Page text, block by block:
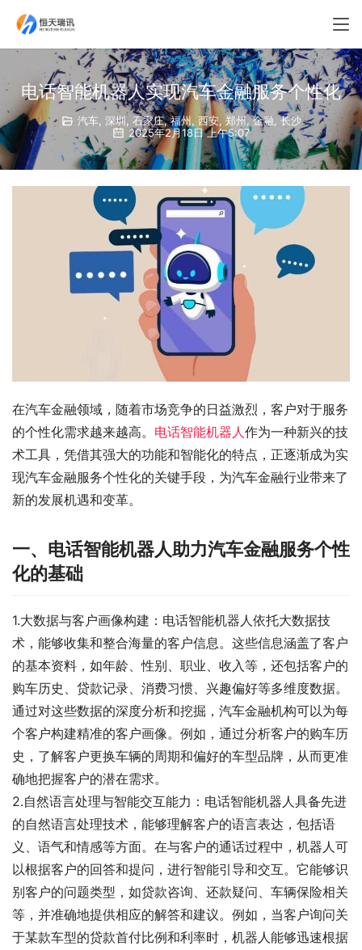
电话智能机器人实现汽车金融服务个性化
汽车, 深圳, 石家庄,福州, 西安,郑州,金融 ,长沙
2025年2月18日 上午5:07
在汽车金融领域，随着市场竞争的日益激烈，客户对于服务
的个性化需求越来越高。 电话智能机器人 作为一种新兴的技
术工具，凭借其强大的功能和智能化的特点，正逐渐成为实
现汽车金融服务个性化的关键手段，为汽车金融行业带来了
新的发展机遇和变革。
一、电话智能机器人助力汽车金融服务个性
化的基础
1.大数据与客户画像构建：电话智能机器人依托大数据技
术，能够收集和整合海量的客户信息。这些信息涵盖了客户
的基本资料，如年龄、性别、职业、收入等，还包括客户的
购车历史、贷款记录、消费习惯、兴趣偏好等多维度数据。
通过对这些数据的深度分析和挖掘，汽车金融机构可以为每
个客户构建精准的客户画像。例如，通过分析客户的购车历
史，了解客户更换车辆的周期和偏好的车型品牌，从而更准
确地把握客户的潜在需求。
2.自然语言处理与智能交互能力：电话智能机器人具备先进
的自然语言处理技术，能够理解客户的语言表达，包括语
义、语气和情感等方面。在与客户的通话过程中，机器人可
以根据客户的回答和提问，进行智能引导和交互。它能够识
别客户的问题类型，如贷款咨询、还款疑问、车辆保险相关
等，并准确地提供相应的解答和建议。例如，当客户询问关
于某款车型的贷款首付比例和利率时，机器人能够迅速根据